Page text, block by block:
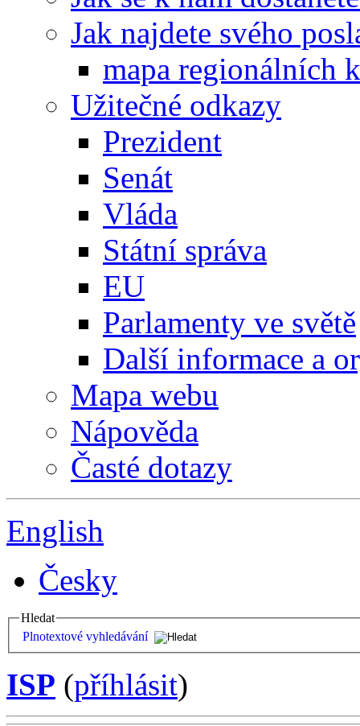
Jak najdete svého
mapa regionálních
Užitečné odkazy
Prezident
Senát
Vláda
Státní správa
EU
Parlamenty ve světě
Další informace a
Mapa webu
Nápověda
Časté dotazy
English
Česky
Hledat
Plnotextové vyhledávání
ISP (příhlásit)